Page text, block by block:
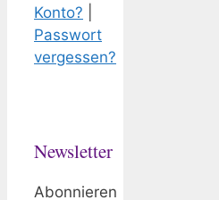
Konto?
Passwort
vergessen?
Newsletter
Abonnieren